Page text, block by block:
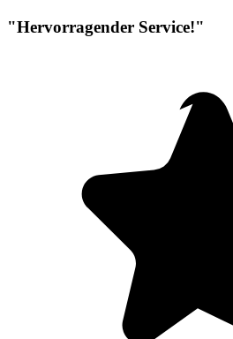
"Hervorragender Service!"